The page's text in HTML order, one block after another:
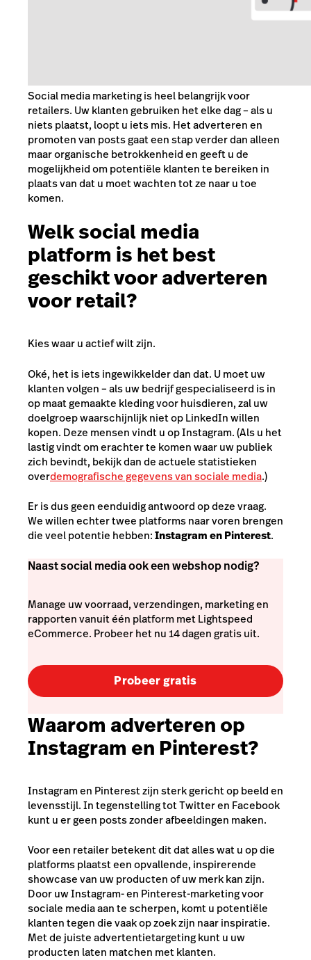
Social media marketing is heel belangrijk voor
retailers. Uw klanten gebruiken het elke dag – als u
niets plaatst, loopt u iets mis. Het adverteren en
promoten van posts gaat een stap verder dan alleen
maar organische betrokkenheid en geeft u de
mogelijkheid om potentiële klanten te bereiken in
plaats van dat u moet wachten tot ze naar u toe
komen.
Welk social media
platform is het best
geschikt voor adverteren
voor retail?
Kies waar u actief wilt zijn.
Oké, het is iets ingewikkelder dan dat. U moet uw
klanten volgen – als uw bedrijf gespecialiseerd is in
op maat gemaakte kleding voor huisdieren, zal uw
doelgroep waarschijnlijk niet op LinkedIn willen
kopen. Deze mensen vindt u op Instagram. (Als u het
lastig vindt om erachter te komen waar uw publiek
zich bevindt, bekijk dan de actuele statistieken
overdemografische gegevens van sociale media.)
Er is dus geen eenduidig antwoord op deze vraag.
We willen echter twee platforms naar voren brengen
die veel potentie hebben:Instagram en Pinterest.
Naast social media ook een webshop nodig?
Manage uw voorraad, verzendingen, marketing en
rapporten vanuit één platform met Lightspeed
eCommerce. Probeer het nu 14 dagen gratis uit.
Probeer gratis
Waarom adverteren op
Instagram en Pinterest?
Instagram en Pinterest zijn sterk gericht op beeld en
levensstijl. In tegenstelling tot Twitter en Facebook
kunt u er geen posts zonder afbeeldingen maken.
Voor een retailer betekent dit dat alles wat u op die
platforms plaatst een opvallende, inspirerende
showcase van uw producten of uw merk kan zijn.
Door uw Instagram- en Pinterest-marketing voor
sociale media aan te scherpen, komt u potentiële
klanten tegen die vaak op zoek zijn naar inspiratie.
Met de juiste advertentietargeting kunt u uw
producten laten matchen met klanten.